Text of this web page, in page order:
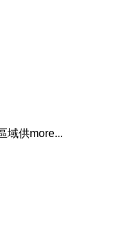
域供more...